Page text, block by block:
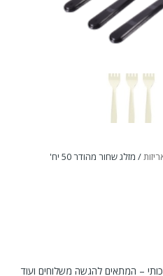
/ מזלג שחור מהודר 50 יח'
– המתאים להגשה משלוחים ועוד